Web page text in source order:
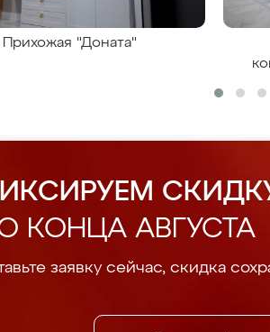
Прихожая "Доната"
КОНЦА АВГУСТА
заявку сейчас, скидка